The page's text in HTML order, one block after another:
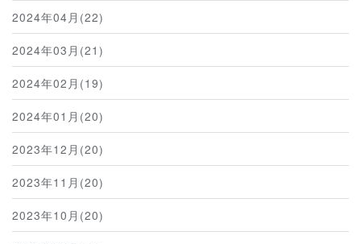
2024年04月(22)
2024年03月(21)
2024年02月(19)
2024年01月(20)
2023年12月(20)
2023年11月(20)
2023年10月(20)